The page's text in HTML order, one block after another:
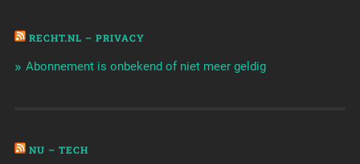
RECHT.NL – PRIVACY
Abonnement is onbekend of niet meer geldig
NU – TECH